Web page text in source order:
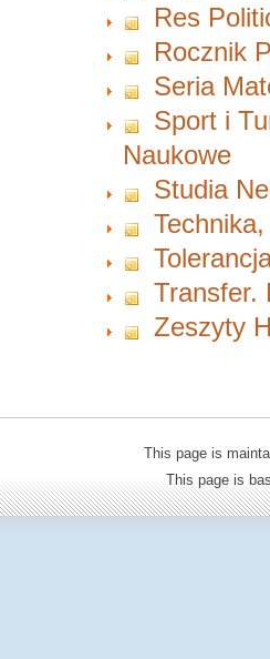
Res
Rocznik
Seria
Sport i
Naukowe
Studia
Transfer.
Zeszyty
This page is
This page is